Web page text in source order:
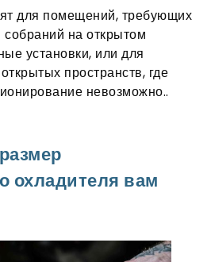
для помещений, требующих
на открытом
установки, или для
пространств, где
невозможно..
охладителя вам